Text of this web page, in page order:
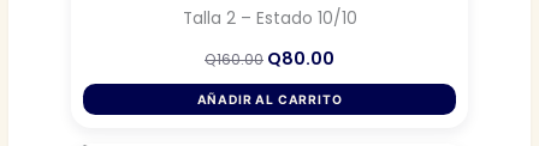
Talla 2 – Estado 10/10
Q160.00 El
original
era:
Q80.00
actual
es:
AÑADIR AL CARRITO